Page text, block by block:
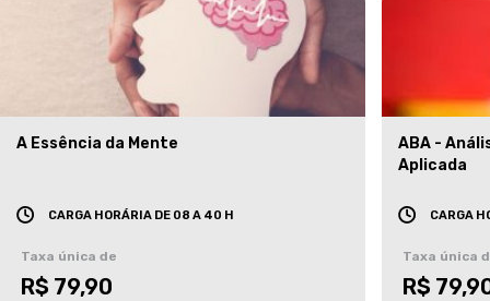
A Essência da Mente
CARGA HORÁRIA DE 08 A 40 H
Taxa única de
R$ 79,90
ABA -
Aplicada
CARGA
Taxa única
R$